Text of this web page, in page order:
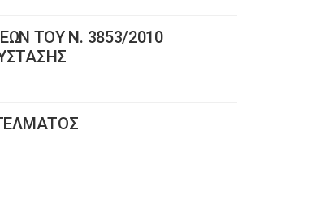
ΤΟΥ Ν. 3853/2010